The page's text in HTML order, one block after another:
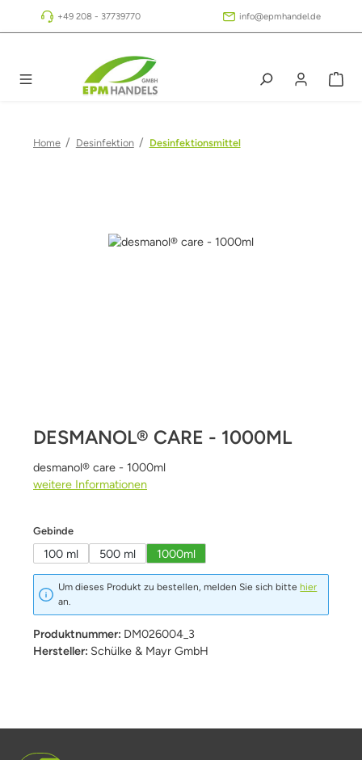
Zum Hauptinhalt springen
+49 208 - 37739770 info@epmhandel.de
Home / Desinfektion / Desinfektionsmittel
Bildergalerie überspringen
DESMANOL® CARE - 1000ML
desmanol® care - 1000ml
weitere Informationen
Gebindeauswählen
100 ml 500 ml 1000ml
Um dieses Produkt zu bestellen, melden Sie sich bitte hier
an.
Produktnummer: DM026004_3
Hersteller: Schülke & Mayr GmbH